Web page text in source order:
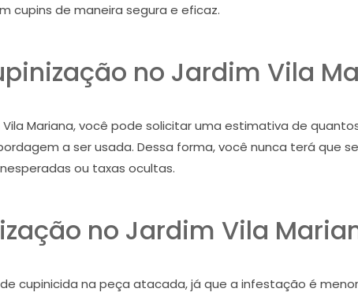
cupins de maneira segura e eficaz.
no Jardim Vila
Mariana, você pode solicitar uma estimativa de
a ser usada. Dessa forma, você nunca terá que
ou taxas ocultas.
no Jardim Vila
cupinicida na peça atacada, já que a infestação é